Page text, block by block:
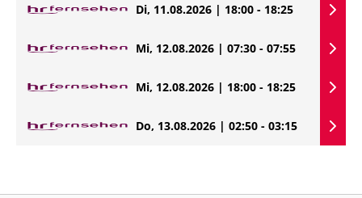
Di, 11.08.2026 | 18:00 - 18:25
Mi, 12.08.2026 | 07:30 - 07:55
Mi, 12.08.2026 | 18:00 - 18:25
Do, 13.08.2026 | 02:50 - 03:15